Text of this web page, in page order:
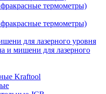
термометры)
термометры)
для лазерного уровня
и мишени для лазерного
Kraftool